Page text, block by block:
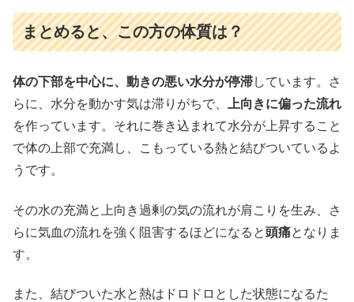
まとめると、この方の体質は？
体の下部を中心に、動きの悪い水分が停滞しています。さ
らに、水分を動かす気は滞りがちで、 上向きに偏った流れ
を作っています。それに巻き込まれて水分が上昇すること
で体の上部で充満し、こもっている熱と結びついているよ
うです。
その水の充満と上向き過剰の気の流れが肩こりを生み、さ
らに気血の流れを強く阻害するほどになると頭痛となりま
す。
また、結びついた水と熱はドロドロとした状態になるた